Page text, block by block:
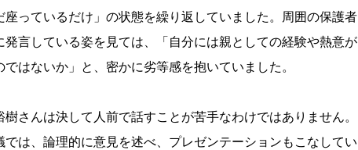
座っているだけ」の状態を繰り返していました。周囲の保護者
発言している姿を見ては、「自分には親としての経験や熱意が
ではないか」と、密かに劣等感を抱いていました。
樹さんは決して人前で話すことが苦手なわけではありません。
では、論理的に意見を述べ、プレゼンテーションもこなしてい